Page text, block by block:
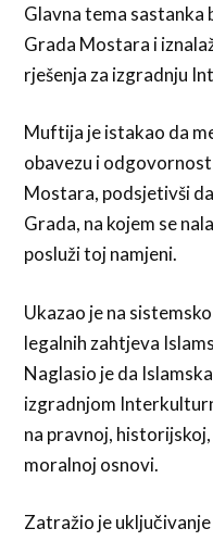
Glavna tema sastanka
Grada Mostara i
rješenja za izgradnju
Muftija je istakao da
obavezu i
Mostara, podsjetivši
Grada, na kojem se
posluži toj namjeni.
Ukazao je na
legalnih zahtjeva
Naglasio je da
izgradnjom
na pravnoj,
moralnoj osnovi.
Zatražio je